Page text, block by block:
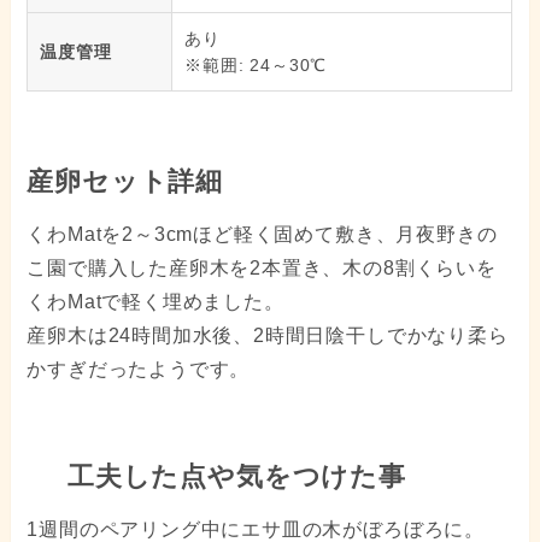
温度管理
あり
※範囲: 24～30℃
産卵セット詳細
くわMatを2～3cmほど軽く固めて敷き、月夜野きの
こ園で購入した産卵木を2本置き、木の8割くらいを
くわMatで軽く埋めました。
産卵木は24時間加水後、2時間日陰干しでかなり柔ら
かすぎだったようです。
工夫した点や気をつけた事
1週間のペアリング中にエサ皿の木がぼろぼろに。